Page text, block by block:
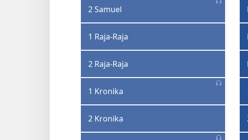
2 Samuel
1 Raja-Raja
2 Raja-Raja
1 Kronika
2 Kronika